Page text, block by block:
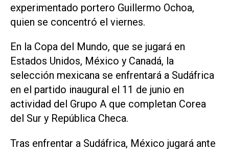
experimentado portero Guillermo Ochoa,
quien se concentró el viernes.
En la Copa del Mundo, que se jugará en
Estados Unidos, México y Canadá, la
selección mexicana se enfrentará a Sudáfrica
en el partido ‌inaugural el 11 de junio en
actividad del Grupo A que completan Corea
del Sur y República Checa.
Tras enfrentar a Sudáfrica, México jugará ante